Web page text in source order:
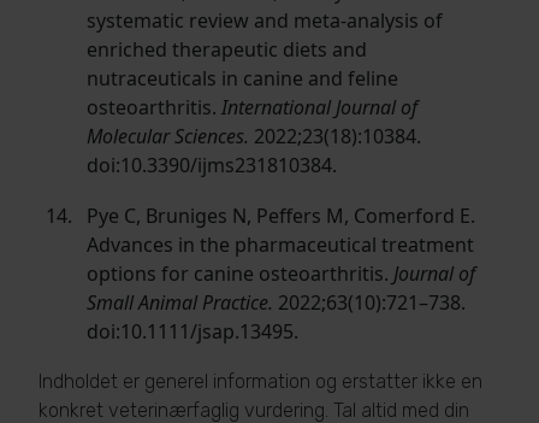
systematic review and meta-analysis of
enriched therapeutic diets and
nutraceuticals in canine and feline
osteoarthritis. International Journal of
Molecular Sciences. 2022;23(18):10384.
doi:10.3390/ijms231810384.
Pye C, Bruniges N, Peffers M, Comerford E.
Advances in the pharmaceutical treatment
options for canine osteoarthritis. Journal of
Small Animal Practice. 2022;63(10):721–738.
doi:10.1111/jsap.13495.
Indholdet er generel information og erstatter ikke en
konkret veterinærfaglig vurdering. Tal altid med din